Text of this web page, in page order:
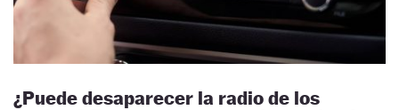
¿Puede desaparecer la radio de los